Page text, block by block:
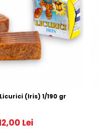
Caramele Licurici (Iris) 1/190 gr
Lei